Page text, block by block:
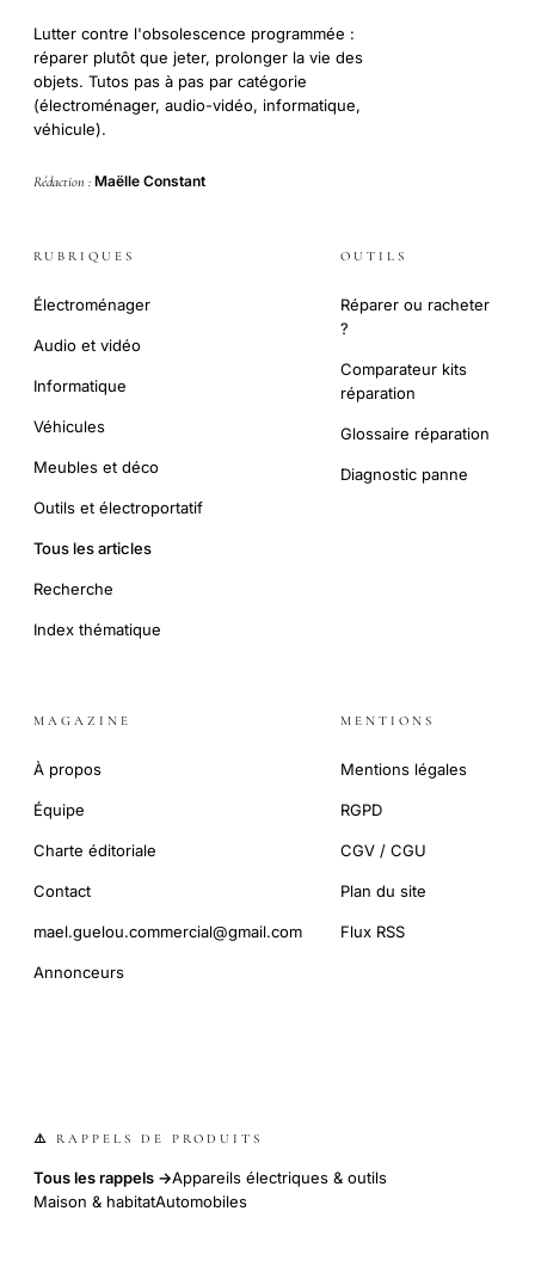
Lutter contre l'obsolescence programmée :
réparer plutôt que jeter, prolonger la vie des
objets. Tutos pas à pas par catégorie
(électroménager, audio-vidéo, informatique,
véhicule).
Rédaction : Maëlle Constant
RUBRIQUES
Électroménager
Audio et vidéo
Informatique
Véhicules
Meubles et déco
Outils et électroportatif
Tous les articles
Recherche
Index thématique
OUTILS
Réparer ou racheter
?
Comparateur kits
réparation
Glossaire réparation
Diagnostic panne
MAGAZINE
À propos
Équipe
Charte éditoriale
Contact
mael.guelou.commercial@gmail.com
Annonceurs
MENTIONS
Mentions légales
RGPD
CGV / CGU
Plan du site
Flux RSS
⚠️ RAPPELS DE PRODUITS
Tous les rappels →Appareils électriques & outils
Maison & habitatAutomobiles